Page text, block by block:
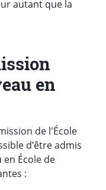
autant que la
en
de l'École
d’être admis
École de
: